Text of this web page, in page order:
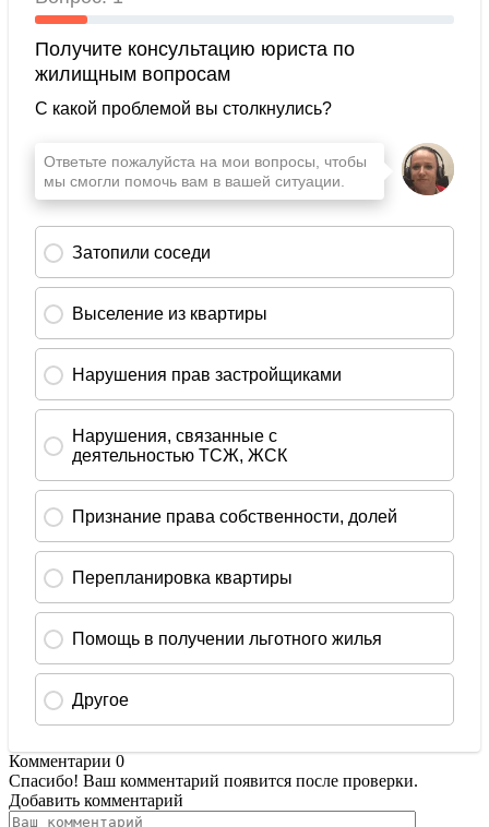
Комментарии 0
Спасибо! Ваш комментарий появится после проверки.
Добавить комментарий